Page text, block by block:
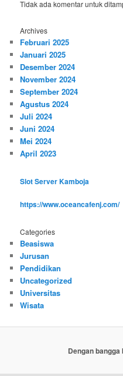
Tidak ada komentar untuk
Archives
Februari 2025
Januari 2025
Desember 2024
November 2024
September 2024
Agustus 2024
Juli 2024
Juni 2024
Mei 2024
April 2023
Slot Server Kamboja
https://www.oceancafenj.com/
Categories
Beasiswa
Jurusan
Pendidikan
Uncategorized
Universitas
Wisata
Dengan